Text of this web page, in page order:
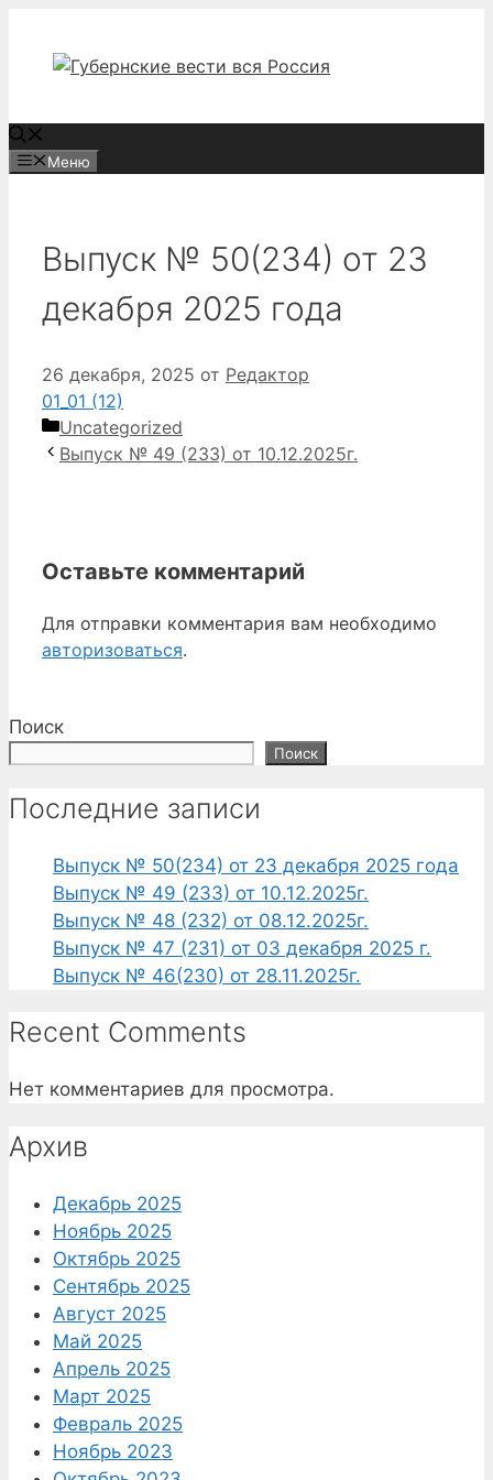
содержимому
Меню
Выпуск № 50(234) от 23
декабря 2025 года
26 декабря, 2025 от Редактор
01_01 (12)
Рубрики
Uncategorized
Выпуск № 49 (233) от 10.12.2025г.
Оставьте комментарий
Для отправки комментария вам необходимо
авторизоваться.
Поиск
Поиск
Последние записи
Выпуск № 50(234) от 23 декабря 2025 года
Выпуск № 49 (233) от 10.12.2025г.
Выпуск № 48 (232) от 08.12.2025г.
Выпуск № 47 (231) от 03 декабря 2025 г.
Выпуск № 46(230) от 28.11.2025г.
Recent Comments
Нет комментариев для просмотра.
Архив
Декабрь 2025
Ноябрь 2025
Октябрь 2025
Сентябрь 2025
Август 2025
Май 2025
Апрель 2025
Март 2025
Февраль 2025
Ноябрь 2023